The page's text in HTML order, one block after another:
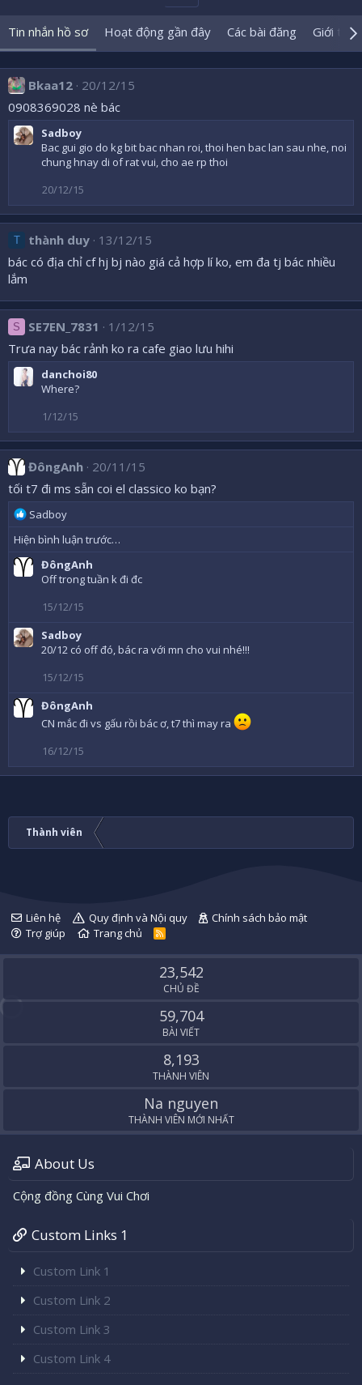
Tin nhắn hồ sơ Hoạt động gần đây Các bài đăng Giới
Bkaa12 20/12/15
0908369028 nè bác
Sadboy
Bac gui gio do kg bit bac nhan roi, thoi hen bac lan sau nhe, noi
chung hnay di of rat vui, cho ae rp thoi
20/12/15
T thành duy 13/12/15
bác có địa chỉ cf hj bj nào giá cả hợp lí ko, em đa tj bác nhiều
lắm
S SE7EN_7831
1/12/15
Trưa nay bác rảnh ko ra cafe giao lưu hihi
danchoi80
Where?
1/12/15
ĐôngAnh 20/11/15
tối t7 đi ms sẵn coi el classico ko bạn?
R
a
c
s
:
Sadboy
Hiện bình luận trước…
ĐôngAnh
Off trong tuần k đi đc
15/12/15
Sadboy
20/12 có off đó, bác ra với mn cho vui nhé!!!
15/12/15
ĐôngAnh
CN mắc đi vs gấu rồi bác ơ, t7 thì may ra
16/12/15
Thành viên
Liên hệ Quy định và Nội quy
Chính sách bảo mật
Trợ giúp
Trang chủ
R
S
23,542
CHỦ ĐỀ
59,704
BÀI VIẾT
8,193
THÀNH VIÊN
Na nguyen
THÀNH VIÊN MỚI NHẤT
About Us
Cộng đồng Cùng Vui Chơi
Custom Links 1
Custom Link 1
Custom Link 2
Custom Link 3
Custom Link 4